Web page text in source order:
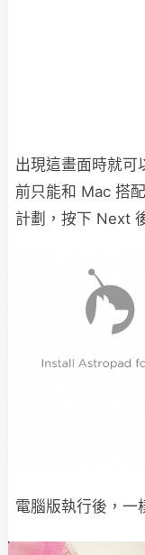
出現這畫面時就可
前只能和 Mac 搭
計劃，按下 Next
電腦版執行後，一